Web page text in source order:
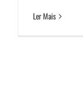
Ler Mais